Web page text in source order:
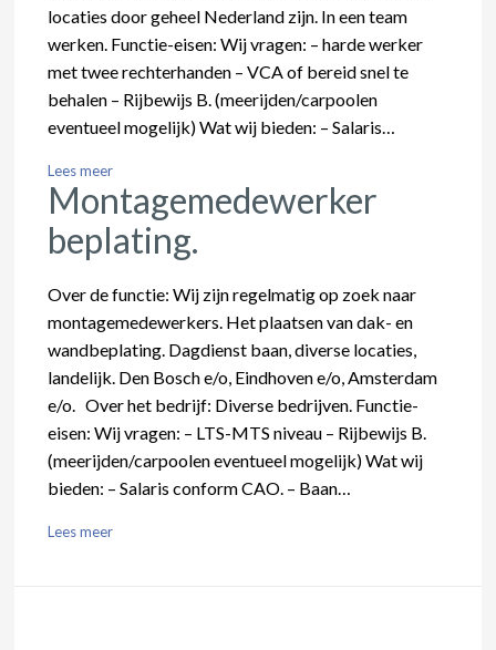
locaties door geheel Nederland zijn. In een team
werken. Functie-eisen: Wij vragen: – harde werker
met twee rechterhanden – VCA of bereid snel te
behalen – Rijbewijs B. (meerijden/carpoolen
eventueel mogelijk) Wat wij bieden: – Salaris…
Lees meer
Montagemedewerker
beplating.
Over de functie: Wij zijn regelmatig op zoek naar
montagemedewerkers. Het plaatsen van dak- en
wandbeplating. Dagdienst baan, diverse locaties,
landelijk. Den Bosch e/o, Eindhoven e/o, Amsterdam
e/o. Over het bedrijf: Diverse bedrijven. Functie-
eisen: Wij vragen: – LTS-MTS niveau – Rijbewijs B.
(meerijden/carpoolen eventueel mogelijk) Wat wij
bieden: – Salaris conform CAO. – Baan…
Lees meer